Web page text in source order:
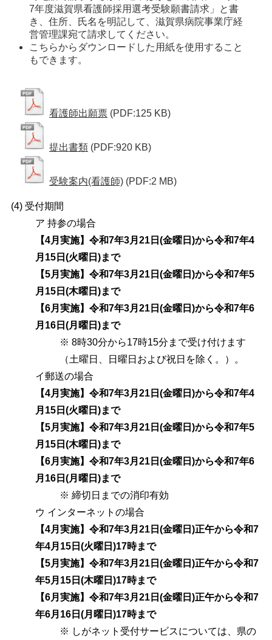
7年度滋賀県看護師採用選考受験願書請求」と書
き、住所、氏名を明記して、滋賀県病院事業庁経
営管理課宛て請求してください。
こちらからダウンロードした用紙を使用すること
もできます。
看護師出願票 (PDF:125 KB)
提出書類 (PDF:920 KB)
受験案内(看護師) (PDF:2 MB)
(4) 受付期間
ア 持参の場合
【4月実施】令和7年3月21日(金曜日)から令和7年4
月15日(火曜日)まで
【5月実施】令和7年3月21日(金曜日)から令和7年5
月15日(木曜日)まで
【6月実施】令和7年3月21日(金曜日)から令和7年6
月16日(月曜日)まで
※ 8時30分から17時15分まで受け付けます
（土曜日、日曜日および祝日を除く。）。
イ郵送の場合
【4月実施】令和7年3月21日(金曜日)から令和7年4
月15日(火曜日)まで
【5月実施】令和7年3月21日(金曜日)から令和7年5
月15日(木曜日)まで
【6月実施】令和7年3月21日(金曜日)から令和7年6
月16日(月曜日)まで
※ 締切日までの消印有効
ウ インターネットの場合
【4月実施】令和7年3月21日(金曜日)正午から令和7
年4月15日(火曜日)17時まで
【5月実施】令和7年3月21日(金曜日)正午から令和7
年5月15日(木曜日)17時まで
【6月実施】令和7年3月21日(金曜日)正午から令和7
年6月16日(月曜日)17時まで
※ しがネット受付サービスについては、県の